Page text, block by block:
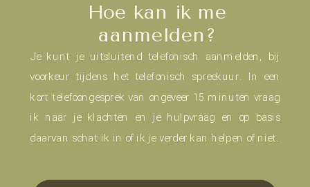
Hoe kan ik me
aanmelden?
Je kunt je uitsluitend telefonisch aanmelden, bij
voorkeur tijdens het telefonisch spreekuur. In een
kort telefoongesprek van ongeveer 15 minuten vraag
ik naar je klachten en je hulpvraag en op basis
daarvan schat ik in of ik je verder kan helpen of niet.